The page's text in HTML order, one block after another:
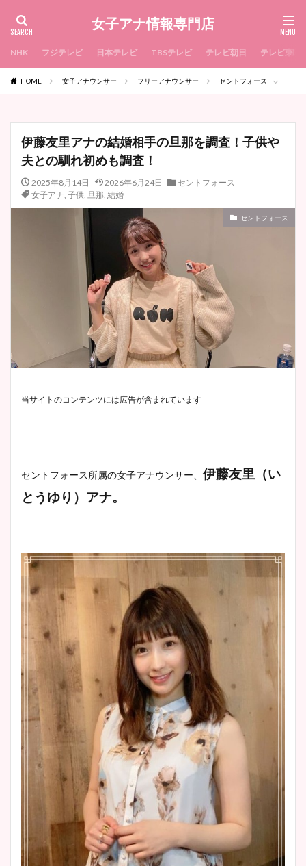
女子アナ情報専門店
NHK フジテレビ 日本テレビ TBSテレビ テレビ朝日 テレビ東京
HOME 女子アナウンサー フリーアナウンサー セントフォース
伊藤友里アナの結婚相手の旦那を調査！子供や
夫との馴れ初めも調査！
2025年8月14日 2026年6月24日
セントフォース
女子アナ, 子供, 旦那, 結婚
セントフォース
当サイトのコンテンツには広告が含まれています
セントフォース所属の女子アナウンサー、 伊藤友里（い
とうゆり）アナ。